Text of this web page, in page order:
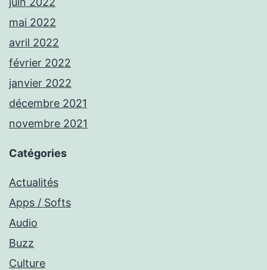
mai 2022
avril 2022
février 2022
janvier 2022
décembre 2021
novembre 2021
Catégories
Actualités
Apps / Softs
Audio
Buzz
Culture